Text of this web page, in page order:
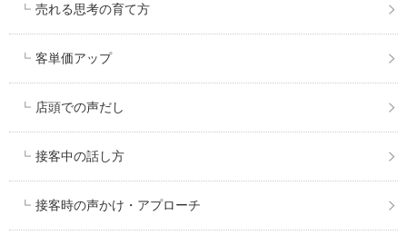
売れる思考の育て方
客単価アップ
店頭での声だし
接客中の話し方
接客時の声かけ・アプローチ